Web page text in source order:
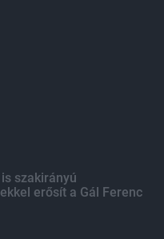
szakirányú
erősít a Gál Ferenc